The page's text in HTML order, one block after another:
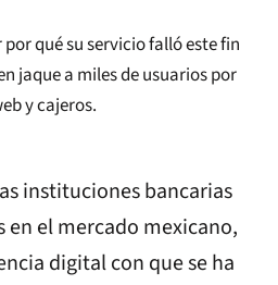
qué su servicio falló este fin
jaque a miles de usuarios por
y cajeros.
instituciones bancarias
el mercado mexicano,
digital con que se ha